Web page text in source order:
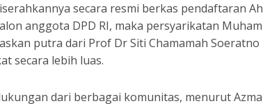
secara resmi berkas pendaftaran
anggota DPD RI, maka persyarikatan
putra dari Prof Dr Siti Chamamah
secara lebih luas.
dari berbagai komunitas, menurut